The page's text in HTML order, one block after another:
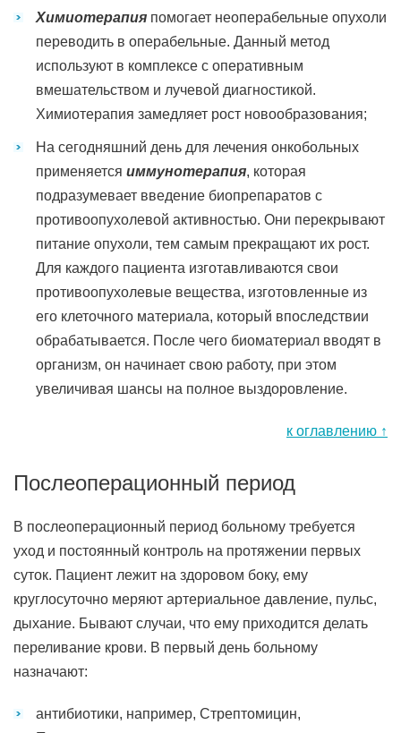
Химиотерапия помогает неоперабельные опухоли
переводить в операбельные. Данный метод
используют в комплексе с оперативным
вмешательством и лучевой диагностикой.
Химиотерапия замедляет рост новообразования;
На сегодняшний день для лечения онкобольных
применяется иммунотерапия, которая
подразумевает введение биопрепаратов с
противоопухолевой активностью. Они перекрывают
питание опухоли, тем самым прекращают их рост.
Для каждого пациента изготавливаются свои
противоопухолевые вещества, изготовленные из
его клеточного материала, который впоследствии
обрабатывается. После чего биоматериал вводят в
организм, он начинает свою работу, при этом
увеличивая шансы на полное выздоровление.
к оглавлению ↑
Послеоперационный период
В послеоперационный период больному требуется
уход и постоянный контроль на протяжении первых
суток. Пациент лежит на здоровом боку, ему
круглосуточно меряют артериальное давление, пульс,
дыхание. Бывают случаи, что ему приходится делать
переливание крови. В первый день больному
назначают:
антибиотики, например, Стрептомицин,